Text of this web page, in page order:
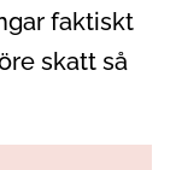
faktiskt
skatt så